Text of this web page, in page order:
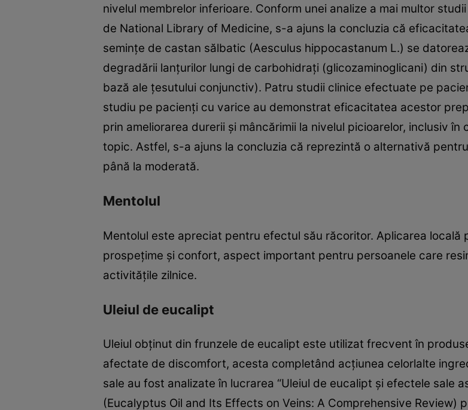
nivelul membrelor inferioare. Conform unei analize a mai multor
de National Library of Medicine, s-a ajuns la concluzia că
semințe de castan sălbatic (Aesculus hippocastanum L.) se
degradării lanțurilor lungi de carbohidrați (glicozaminoglicani) din
bază ale țesutului conjunctiv). Patru studii clinice efectuate pe
studiu pe pacienți cu varice au demonstrat eficacitatea acestor
prin ameliorarea durerii și mâncărimii la nivelul picioarelor, inclusiv
topic. Astfel, s-a ajuns la concluzia că reprezintă o alternativă
până la moderată.
Mentolul
Mentolul este apreciat pentru efectul său răcoritor. Aplicarea locală
prospețime și confort, aspect important pentru persoanele care
activitățile zilnice.
Uleiul de eucalipt
Uleiul obținut din frunzele de eucalipt este utilizat frecvent în
afectate de discomfort, acesta completând acțiunea celorlalte
sale au fost analizate în lucrarea “Uleiul de eucalipt și efectele sale
(Eucalyptus Oil and Its Effects on Veins: A Comprehensive Review)